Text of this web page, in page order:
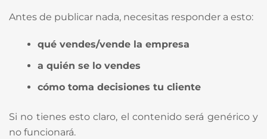
Antes de publicar nada, necesitas responder a esto:
qué vendes/vende la empresa
a quién se lo vendes
cómo toma decisiones tu cliente
Si no tienes esto claro, el contenido será genérico y
no funcionará.